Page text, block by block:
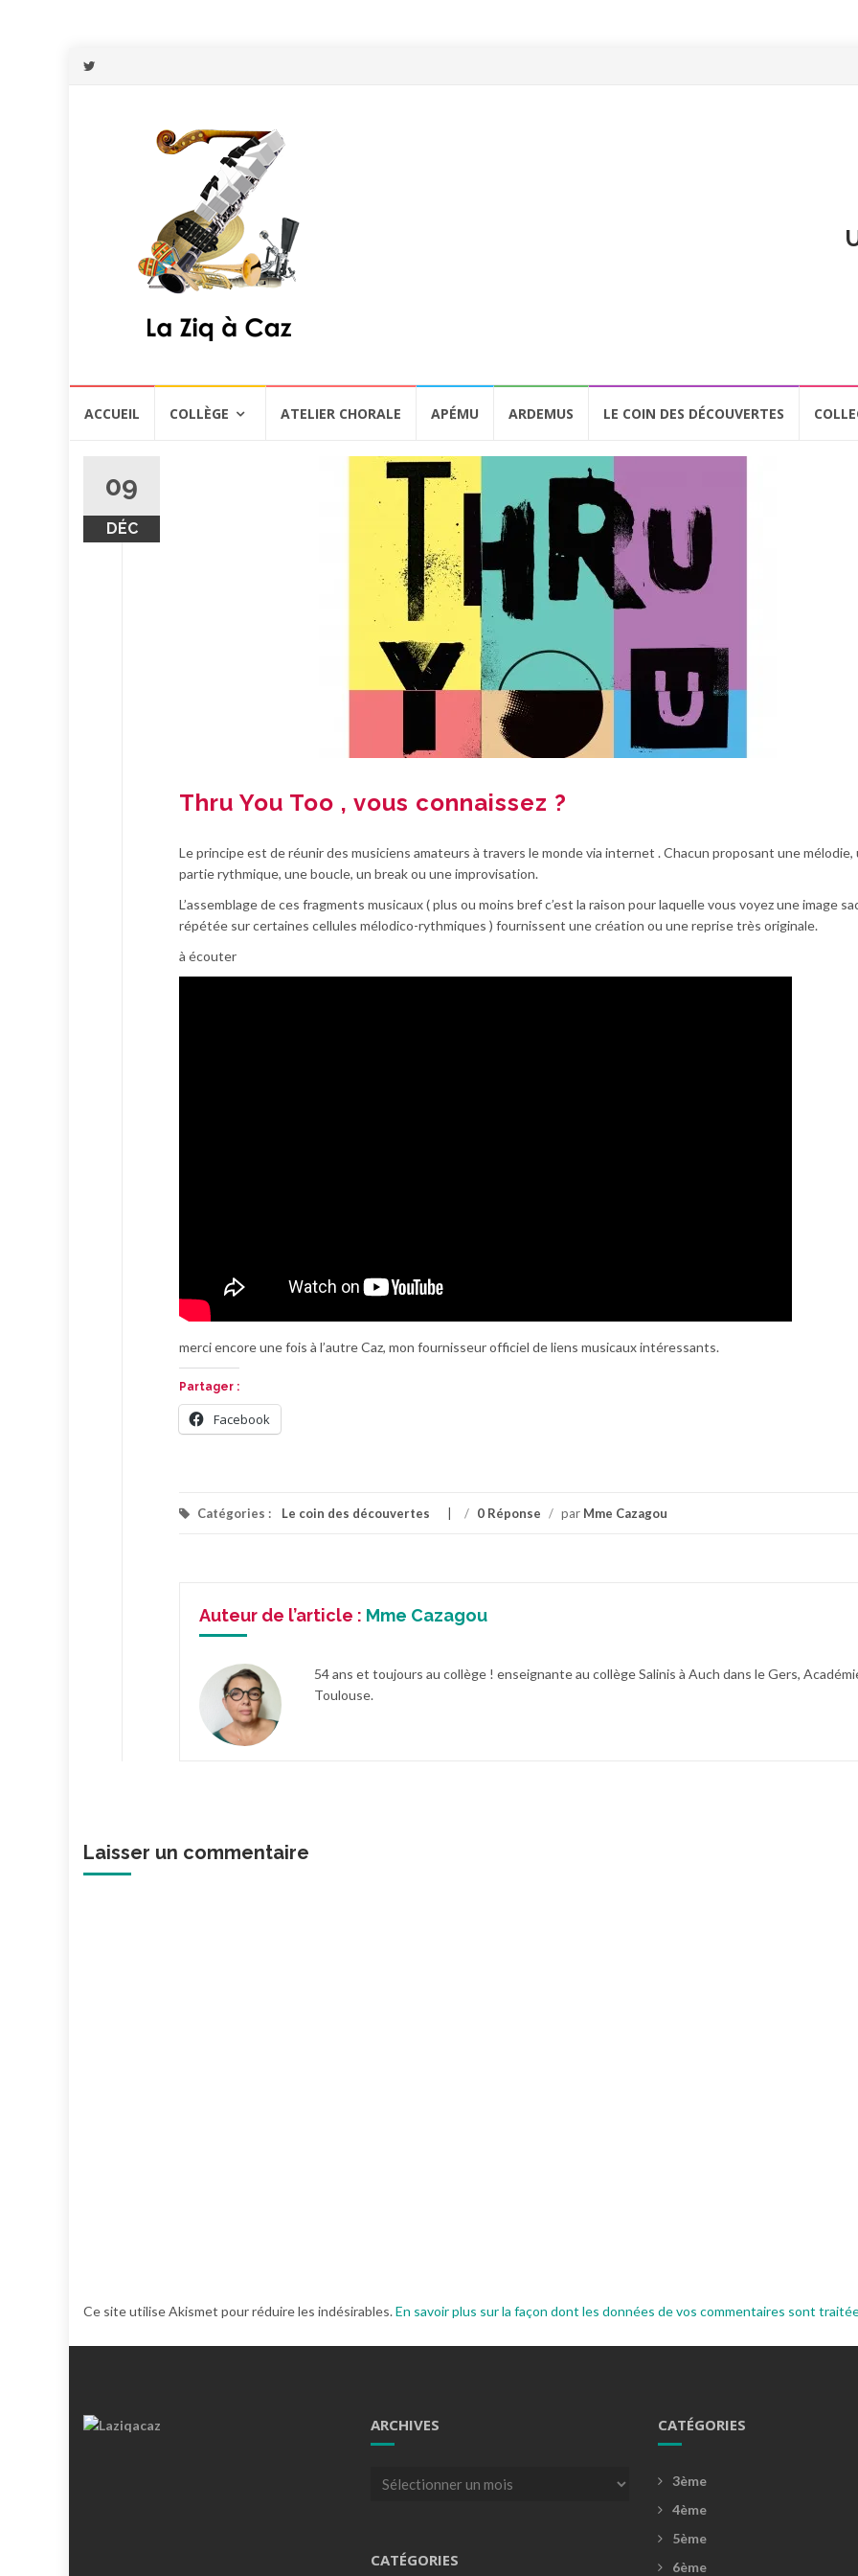
ACCUEIL COLLÈGE ATELIER CHORALE APÉMU ARDEMUS LE COIN DES DÉCOUVERTES
09
DÉC
Thru You Too , vous connaissez ?
Le principe est de réunir des musiciens amateurs à travers le monde via internet . Chacun proposant une mélodie,
partie rythmique, une boucle, un break ou une improvisation.
L’assemblage de ces fragments musicaux ( plus ou moins bref c’est la raison pour laquelle vous voyez une image
répétée sur certaines cellules mélodico-rythmiques ) fournissent une création ou une reprise très originale.
à écouter
merci encore une fois à l’autre Caz, mon fournisseur officiel de liens musicaux intéressants.
Partager :
Facebook
Catégories : Le coin des découvertes / 0 Réponse / par Mme Cazagou
Auteur de l’article : Mme Cazagou
54 ans et toujours au collège ! enseignante au collège Salinis à Auch dans le Gers,
Toulouse.
Laisser un commentaire
Ce site utilise Akismet pour réduire les indésirables.En savoir plus sur la façon dont les données de vos commentaires sont
ARCHIVES
Archives
CATÉGORIES
CATÉGORIES
3ème
4ème
5ème
6ème